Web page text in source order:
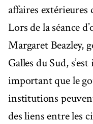
affaires extérieures
Lors de la séance
Margaret Beazley,
Galles du Sud,
important que le
institutions
des liens entre les